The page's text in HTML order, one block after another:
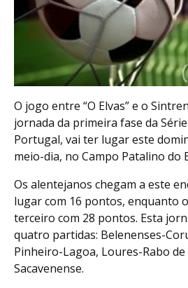
O jogo entre “O Elvas” e o
jornada da primeira fase da
Portugal, vai ter lugar este
meio-dia, no Campo Patalino do
Os alentejanos chegam a este
lugar com 16 pontos, enquanto
terceiro com 28 pontos. Esta
quatro partidas: Belenenses-
Pinheiro-Lagoa, Loures-Rabo de
Sacavenense.